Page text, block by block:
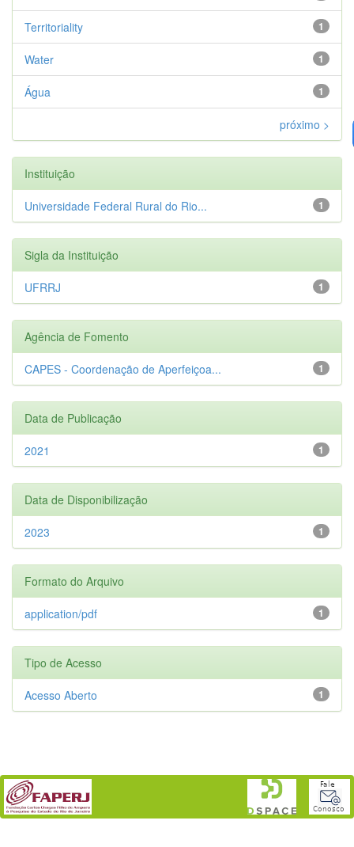
1
Territoriality
1
Water
1
Água
próximo >
Instituição
1
Universidade Federal Rural do Rio...
Sigla da Instituição
1
UFRRJ
Agência de Fomento
1
CAPES - Coordenação de Aperfeiçoa...
Data de Publicação
1
2021
Data de Disponibilização
1
2023
Formato do Arquivo
1
application/pdf
Tipo de Acesso
1
Acesso Aberto